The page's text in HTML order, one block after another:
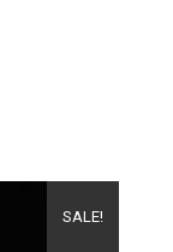
SALE!